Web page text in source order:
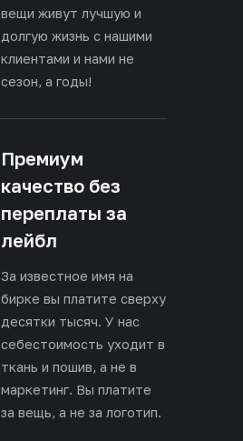
вещи живут лучшую и
долгую жизнь с нашими
клиентами и нами не
сезон, а годы!
Премиум
качество без
переплаты за
лейбл
За известное имя на
бирке вы платите сверху
десятки тысяч. У нас
себестоимость уходит в
ткань и пошив, а не в
маркетинг. Вы платите
за вещь, а не за логотип.